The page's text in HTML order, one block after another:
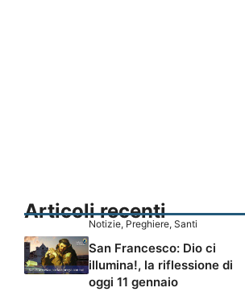
Articoli recenti
Notizie, Preghiere, Santi
San Francesco: Dio ci
illumina!, la riflessione di
oggi 11 gennaio